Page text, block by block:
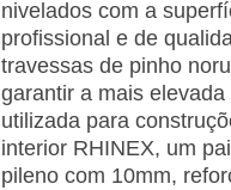
nivelados com a
profissional e de
travessas de pinho
ga­rantir a mais
utilizada para
interior RHINEX, um
pileno com 10mm,